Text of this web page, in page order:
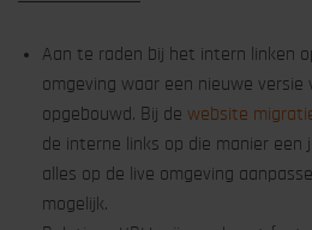
Aan te raden bij het intern linken
omgeving waar een nieuwe
opgebouwd. Bij de website
de interne links op die manier een
alles op de live omgeving
mogelijk.